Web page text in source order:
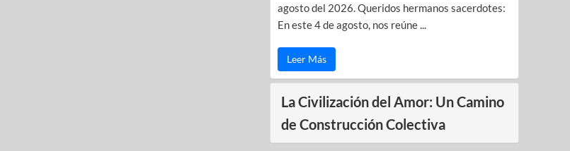
agosto del 2026. Queridos hermanos sacerdotes:
En este 4 de agosto, nos reúne ...
Leer Más
La Civilización del Amor: Un Camino
de Construcción Colectiva